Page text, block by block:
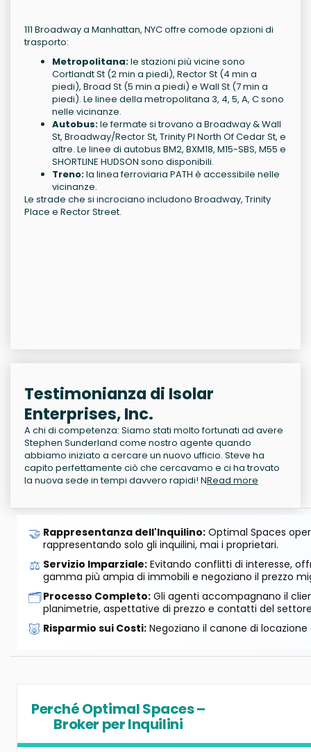
111 Broadway a Manhattan, NYC offre comode opzioni di
trasporto:
Metropolitana:le stazioni più vicine sono
Cortlandt St (2 min a piedi), Rector St (4 min a
piedi), Broad St (5 min a piedi) e Wall St (7 min a
piedi). Le linee della metropolitana 3, 4, 5, A, C sono
nelle vicinanze.
Autobus:le fermate si trovano a Broadway & Wall
St, Broadway/Rector St, Trinity Pl North Of Cedar St, e
altre. Le linee di autobus BM2, BXM18, M15-SBS, M55 e
SHORTLINE HUDSON sono disponibili.
Treno:la linea ferroviaria PATH è accessibile nelle
vicinanze.
Le strade che si incrociano includono Broadway, Trinity
Place e Rector Street.
Testimonianza di Isolar
Enterprises, Inc.
A chi di competenza: Siamo stati molto fortunati ad avere
Stephen Sunderland come nostro agente quando
abbiamo iniziato a cercare un nuovo ufficio. Steve ha
capito perfettamente ciò che cercavamo e ci ha trovato
la nuova sede in tempi davvero rapidi! NRead more
🤝 Rappresentanza dell'Inquilino: Optimal Spaces
rappresentando solo gli inquilini, mai i proprietari.
⚖️ Servizio Imparziale: Evitando conflitti di interesse,
gamma più ampia di immobili e negoziano il prezzo
🗂️Processo Completo: Gli agenti accompagnano il
planimetrie, aspettative di prezzo e contatti del
🐷 Risparmio sui Costi: Negoziano il canone di
Perché Optimal Spaces –
Broker per Inquilini